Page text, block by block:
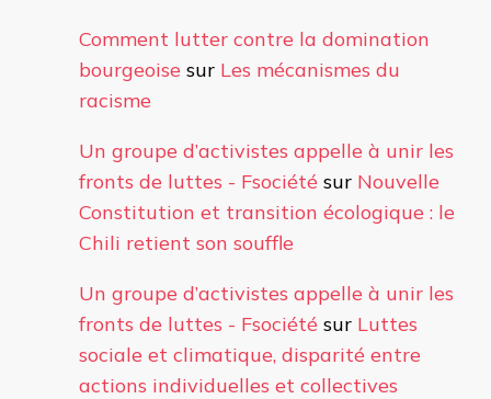
Comment lutter contre la domination
bourgeoise sur Les mécanismes du
racisme
Un groupe d’activistes appelle à unir les
fronts de luttes - Fsociété sur Nouvelle
Constitution et transition écologique : le
Chili retient son souffle
Un groupe d’activistes appelle à unir les
fronts de luttes - Fsociété sur Luttes
sociale et climatique, disparité entre
actions individuelles et collectives